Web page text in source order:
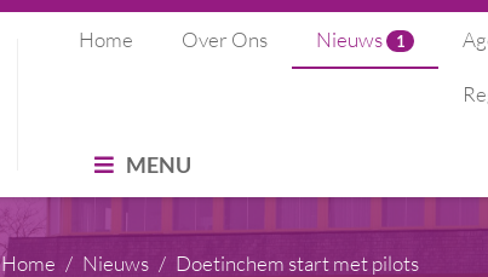
Home Over Ons Nieuws 1
MENU
Home Nieuws Doetinchem start met pilots